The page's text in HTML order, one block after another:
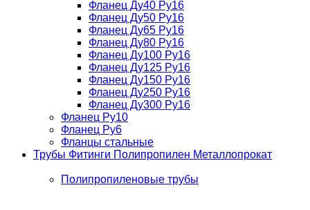
Фланец Ду40 Ру16
Фланец Ду50 Ру16
Фланец Ду65 Ру16
Фланец Ду80 Ру16
Фланец Ду100 Ру16
Фланец Ду125 Ру16
Фланец Ду150 Ру16
Фланец Ду250 Ру16
Фланец Ду300 Ру16
Фланец Ру10
Фланец Ру6
Фланцы стальные
Трубы Фитинги Полипропилен Металлопрокат
Полипропиленовые трубы